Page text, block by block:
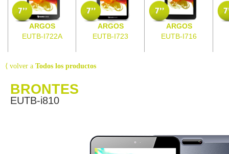
ARGOS
EUTB-I722A
ARGOS
EUTB-I723
ARGOS
EUTB-I716
⟨ volver a Todos los productos
BRONTES
EUTB-i810